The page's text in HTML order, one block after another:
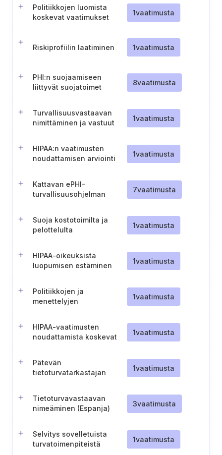
Politiikkojen luomista
koskevat vaatimukset
1vaatimusta
Riskiprofiilin laatiminen 1vaatimusta
PHI:n suojaamiseen
liittyvät suojatoimet
8vaatimusta
Turvallisuusvastaavan
nimittäminen ja vastuut
1vaatimusta
HIPAA:n vaatimusten
noudattamisen arviointi
1vaatimusta
Kattavan ePHI-
turvallisuusohjelman
7vaatimusta
Suoja kostotoimilta ja
pelottelulta
1vaatimusta
HIPAA-oikeuksista
luopumisen estäminen
1vaatimusta
Politiikkojen ja
menettelyjen
1vaatimusta
HIPAA-vaatimusten
noudattamista koskevat
1vaatimusta
Pätevän
tietoturvatarkastajan
1vaatimusta
Tietoturvavastaavan
nimeäminen (Espanja)
3vaatimusta
Selvitys sovelletuista
turvatoimenpiteistä
1vaatimusta